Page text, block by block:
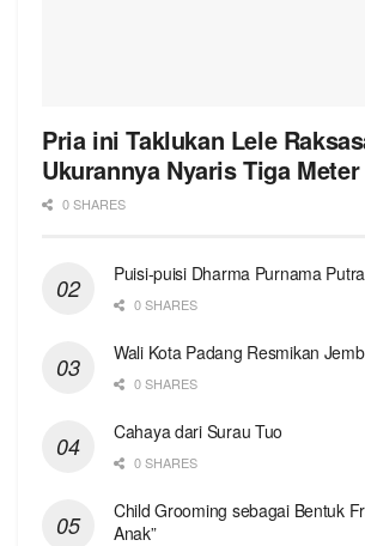
Pria ini Taklukan Lele
Ukurannya Nyaris Tiga Meter
0 SHARES
Puisi-puisi Dharma Purnama Putra
0 SHARES
Wali Kota Padang Resmikan
0 SHARES
Cahaya dari Surau Tuo
0 SHARES
Child Grooming sebagai Bentuk
Anak”